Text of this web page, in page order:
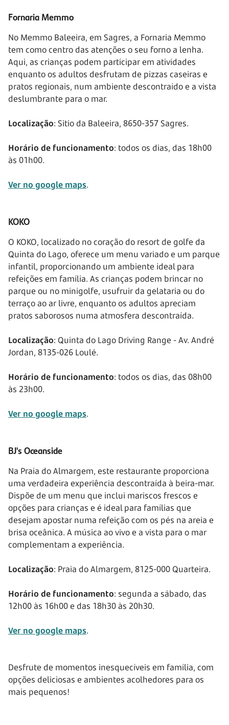
Fornaria Memmo
No Memmo Baleeira, em Sagres, a Fornaria Memmo
tem como centro das atenções o seu forno a lenha.
Aqui, as crianças podem participar em atividades
enquanto os adultos desfrutam de pizzas caseiras e
pratos regionais, num ambiente descontraído e a vista
deslumbrante para o mar.
Localização: Sitio da Baleeira, 8650-357 Sagres.
Horário de funcionamento: todos os dias, das 18h00
às 01h00.
Ver no google maps.
KOKO
O KOKO, localizado no coração do resort de golfe da
Quinta do Lago, oferece um menu variado e um parque
infantil, proporcionando um ambiente ideal para
refeições em família. As crianças podem brincar no
parque ou no minigolfe, usufruir da gelataria ou do
terraço ao ar livre, enquanto os adultos apreciam
pratos saborosos numa atmosfera descontraída.
Localização: Quinta do Lago Driving Range - Av. André
Jordan, 8135-026 Loulé.
Horário de funcionamento: todos os dias, das 08h00
às 23h00.
Ver no google maps.
BJ's Oceanside
Na Praia do Almargem, este restaurante proporciona
uma verdadeira experiência descontraída à beira-mar.
Dispõe de um menu que inclui mariscos frescos e
opções para crianças e é ideal para famílias que
desejam apostar numa refeição com os pés na areia e
brisa oceânica. A música ao vivo e a vista para o mar
complementam a experiência.
Localização: Praia do Almargem, 8125-000 Quarteira.
Horário de funcionamento: segunda a sábado, das
12h00 às 16h00 e das 18h30 às 20h30.
Ver no google maps.
Desfrute de momentos inesquecíveis em família, com
opções deliciosas e ambientes acolhedores para os
mais pequenos!